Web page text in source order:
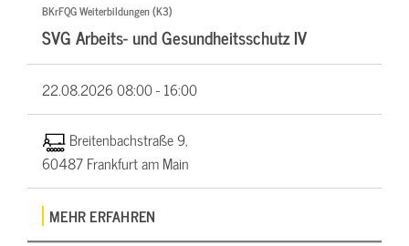
BKrFQG Weiterbildungen (K3)
SVG Arbeits- und Gesundheitsschutz IV
22.08.202608:00 - 16:00
Breitenbachstraße 9,
60487 Frankfurt am Main
MEHR ERFAHREN